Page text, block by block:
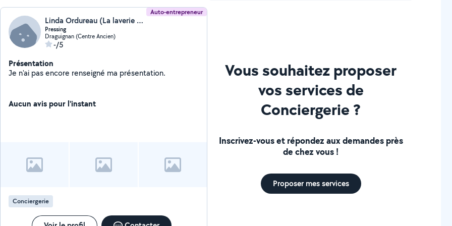
Auto-entrepreneur
Linda Ordureau (La laverie de linda)
Pressing
Draguignan (Centre Ancien)
-/5
Présentation
Je n'ai pas encore renseigné ma présentation.
Aucun avis pour l'instant
Conciergerie
Vous souhaitez proposer
vos services de
Conciergerie ?
Inscrivez-vous et répondez aux demandes près
de chez vous !
Proposer mes services